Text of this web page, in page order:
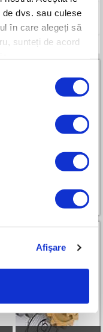
dvs. sau culese
în care alegeți să
sunteți de acord
Afişare